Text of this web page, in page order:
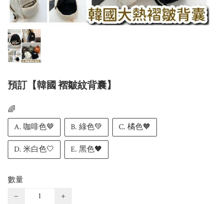
預訂【韓國 褶皺紋背囊】
🌈
A. 咖啡色🤎
B. 綠色💚 C. 橘色🧡
D. 米白色🤍 E. 黑色🖤
數量
−
+